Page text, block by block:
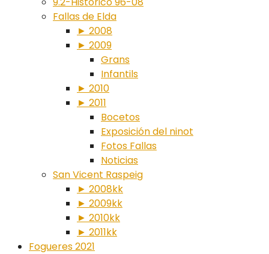
Fallas de Elda
► 2008
► 2009
Grans
Infantils
► 2010
► 2011
Bocetos
Exposición del ninot
Fotos Fallas
Noticias
San Vicent Raspeig
► 2008kk
► 2009kk
► 2010kk
► 2011kk
Fogueres 2021